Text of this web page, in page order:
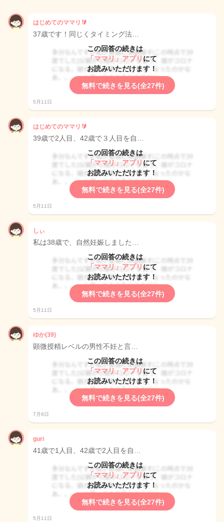
はじめてのママリ🔰
37歳です！同じくタイミング法…
この回答の続きは
「ママリ」アプリ にて
お読みいただけます！
無料で続きを見る(全27件)
5月11日
はじめてのママリ🔰
39歳で2人目、42歳で３人目を自…
この回答の続きは
「ママリ」アプリ にて
お読みいただけます！
無料で続きを見る(全27件)
5月11日
しぃ
私は38歳で、自然妊娠しました…
この回答の続きは
「ママリ」アプリ にて
お読みいただけます！
無料で続きを見る(全27件)
5月11日
ゆか(39)
顕微授精レベルの男性不妊と言…
この回答の続きは
「ママリ」アプリ にて
お読みいただけます！
無料で続きを見る(全27件)
7月6日
guri
41歳で1人目、42歳で2人目を自…
この回答の続きは
「ママリ」アプリ にて
お読みいただけます！
無料で続きを見る(全27件)
5月11日